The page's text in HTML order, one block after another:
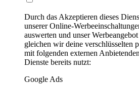
Durch das Akzeptieren dieses
unserer Online-
auswerten und unser
gleichen wir deine verschlüsselten
mit folgenden externen
Dienste bereits nutzt:
Google Ads